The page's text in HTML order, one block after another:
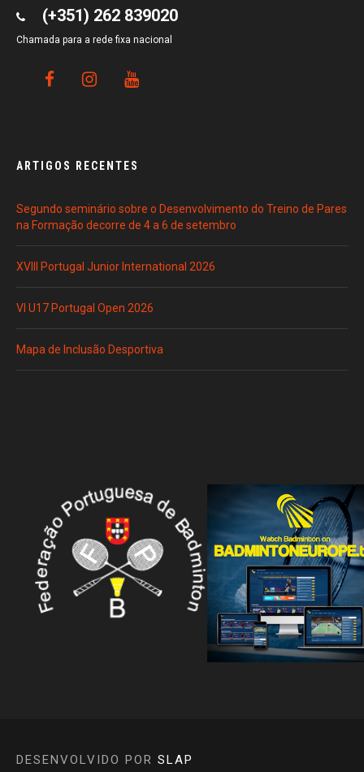
(+351) 262 839020
Chamada para a rede fixa nacional
ARTIGOS RECENTES
Segundo seminário sobre o Desenvolvimento do Treino de Pares
na Formação decorre de 4 a 6 de setembro
XVIII Portugal Junior International 2026
VI U17 Portugal Open 2026
Mapa de Inclusão Desportiva
DESENVOLVIDO POR SLAP